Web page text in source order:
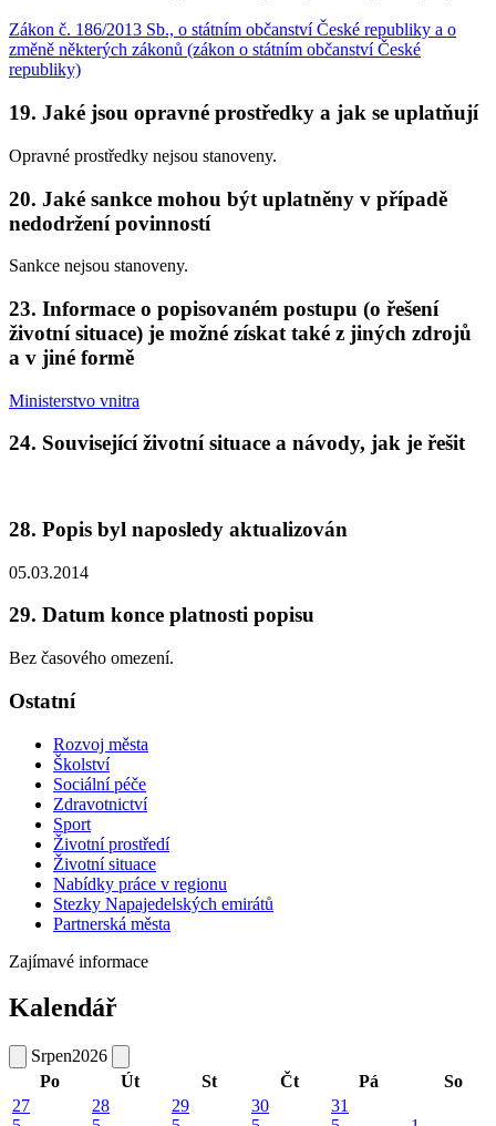
Zákon č. 186/2013 Sb., o státním občanství České republiky a o
změně některých zákonů (zákon o státním občanství České
republiky)
19. Jaké jsou opravné prostředky a jak se uplatňují
Opravné prostředky nejsou stanoveny.
20. Jaké sankce mohou být uplatněny v případě
nedodržení povinností
Sankce nejsou stanoveny.
23. Informace o popisovaném postupu (o řešení
životní situace) je možné získat také z jiných zdrojů
a v jiné formě
Ministerstvo vnitra
24. Související životní situace a návody, jak je řešit
28. Popis byl naposledy aktualizován
05.03.2014
29. Datum konce platnosti popisu
Bez časového omezení.
Ostatní
Rozvoj města
Školství
Sociální péče
Zdravotnictví
Sport
Životní prostředí
Životní situace
Nabídky práce v regionu
Stezky Napajedelských emirátů
Partnerská města
Zajímavé informace
Kalendář
Srpen2026
Po
Út St Čt Pá
So
27
28
29
30
31